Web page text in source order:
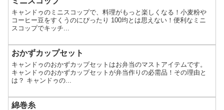
キャンドゥのミニスコップで、料理がもっと楽しくなる！小麦粉や
コーヒー豆をすくうのにぴったり 100均とは思えない！便利なミニ
スコップでキッチ...
おかずカップセット
キャンドゥのおかずカップセットはお弁当のマストアイテムです。
キャンドゥのおかずカップセットが弁当作りの必需品！その理由と
は？ キャンドゥの...
綿巻糸